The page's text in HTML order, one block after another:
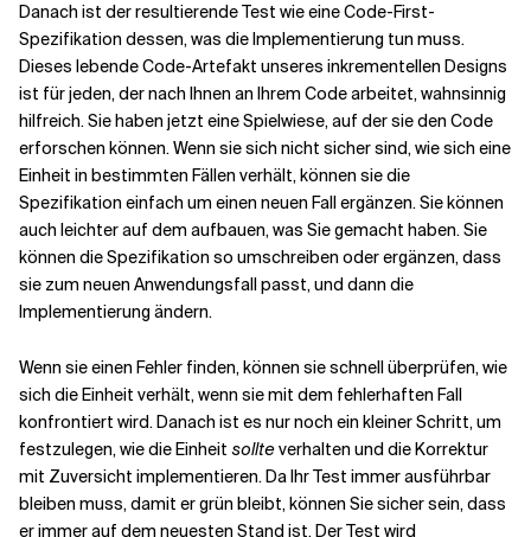
Danach ist der resultierende Test wie eine Code-First-
Spezifikation dessen, was die Implementierung tun muss.
Dieses lebende Code-Artefakt unseres inkrementellen Designs
ist für jeden, der nach Ihnen an Ihrem Code arbeitet, wahnsinnig
hilfreich. Sie haben jetzt eine Spielwiese, auf der sie den Code
erforschen können. Wenn sie sich nicht sicher sind, wie sich eine
Einheit in bestimmten Fällen verhält, können sie die
Spezifikation einfach um einen neuen Fall ergänzen. Sie können
auch leichter auf dem aufbauen, was Sie gemacht haben. Sie
können die Spezifikation so umschreiben oder ergänzen, dass
sie zum neuen Anwendungsfall passt, und dann die
Implementierung ändern.
Wenn sie einen Fehler finden, können sie schnell überprüfen, wie
sich die Einheit verhält, wenn sie mit dem fehlerhaften Fall
konfrontiert wird. Danach ist es nur noch ein kleiner Schritt, um
festzulegen, wie die Einheit sollteverhalten und die Korrektur
mit Zuversicht implementieren. Da Ihr Test immer ausführbar
bleiben muss, damit er grün bleibt, können Sie sicher sein, dass
er immer auf dem neuesten Stand ist. Der Test wird